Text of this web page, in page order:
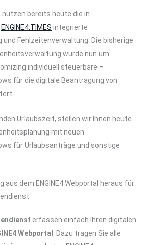
nutzen bereits heute die in
ENGINE4.TIMES integrierte
Fehlzeitenverwaltung. Die bisherige
wurde nun um
individuell steuerbare –
für die digitale Beantragung von
Urlaubszeit, stellen wir Ihnen heute
mit neuen
für Urlaubsanträge und sonstige
aus dem ENGINE4 Webportal heraus für
erfassen einfach Ihren digitalen
Webportal
. Dazu tragen Sie alle